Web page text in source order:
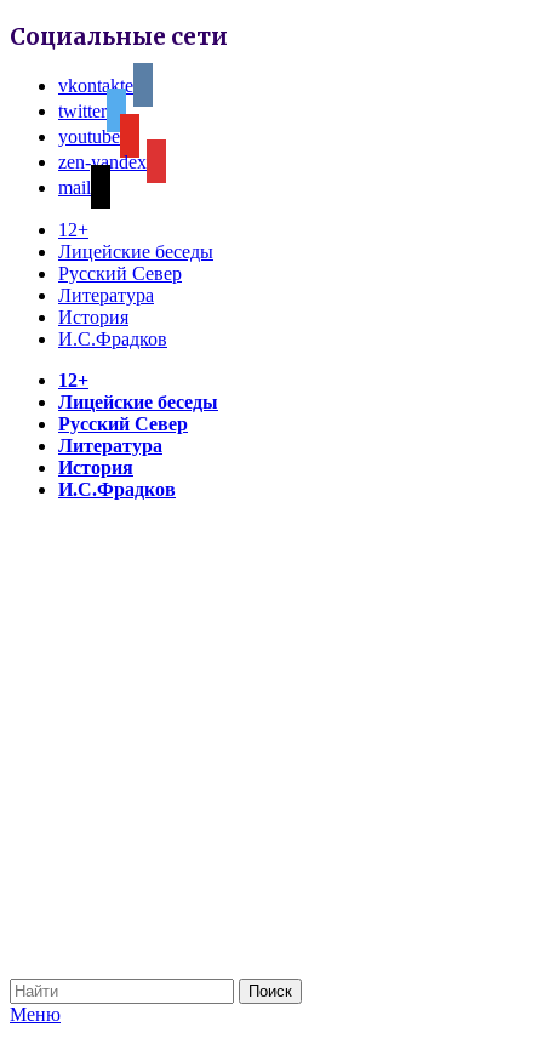
Социальные сети
vkontakte
twitter
youtube
zen-yandex
mail
12+
Лицейские беседы
Русский Север
Литература
История
И.С.Фрадков
12+
Лицейские беседы
Русский Север
Литература
История
И.С.Фрадков
Меню